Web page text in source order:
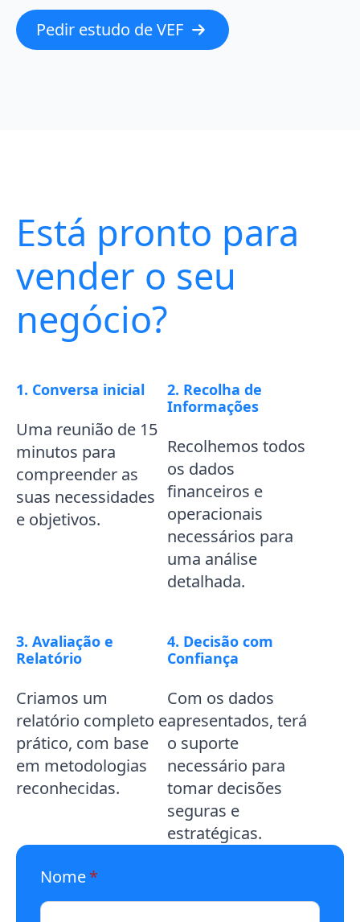
Pedir estudo de VEF
Está pronto para
vender o seu
negócio?
1. Conversa inicial
Uma reunião de 15
minutos para
compreender as
suas necessidades
e objetivos.
2. Recolha de
Informações
Recolhemos todos
os dados
financeiros e
operacionais
necessários para
uma análise
detalhada.
3. Avaliação e
Relatório
Criamos um
relatório completo e
prático, com base
em metodologias
reconhecidas.
4. Decisão com
Confiança
Com os dados
apresentados, terá
o suporte
necessário para
tomar decisões
seguras e
estratégicas.
Nome*